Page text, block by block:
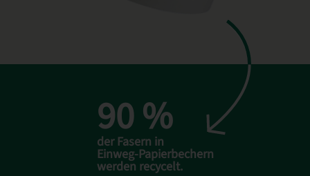
90 %
der Fasern in
Einweg-Papierbechern
werden recycelt.